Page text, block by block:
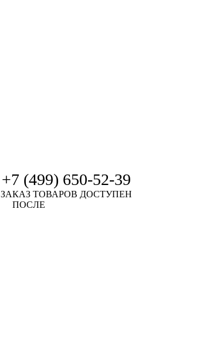
+7 (499) 650-52-39
ЗАКАЗ ТОВАРОВ ДОСТУПЕН
ПОСЛЕ